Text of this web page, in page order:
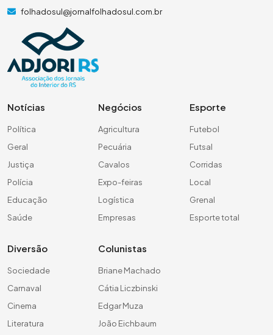
folhadosul@jornalfolhadosul.com.br
Notícias
Política
Geral
Justiça
Polícia
Educação
Saúde
Negócios
Agricultura
Pecuária
Cavalos
Expo-feiras
Logística
Empresas
Esporte
Futebol
Futsal
Corridas
Local
Grenal
Esporte total
Diversão
Sociedade
Carnaval
Cinema
Literatura
Colunistas
Briane Machado
Cátia Liczbinski
Edgar Muza
João Eichbaum